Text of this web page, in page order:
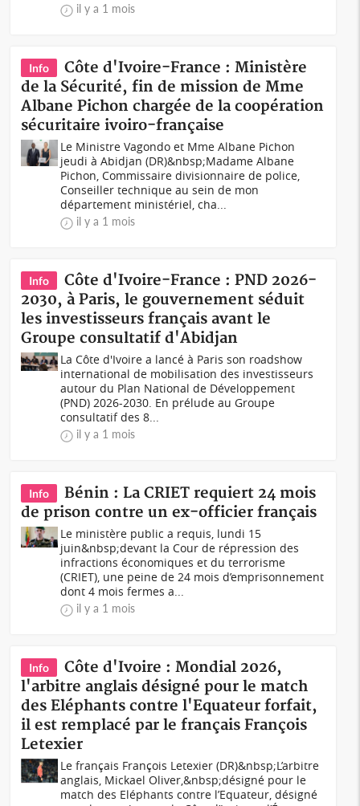
il y a 1 mois
Info
Côte d'Ivoire-France : Ministère
de la Sécurité, fin de mission de Mme
Albane Pichon chargée de la coopération
sécuritaire ivoiro-française
Le Ministre Vagondo et Mme Albane Pichon
jeudi à Abidjan (DR)&nbsp;Madame Albane
Pichon, Commissaire divisionnaire de police,
Conseiller technique au sein de mon
département ministériel, cha...
il y a 1 mois
Info
Côte d'Ivoire-France : PND 2026-
2030, à Paris, le gouvernement séduit
les investisseurs français avant le
Groupe consultatif d'Abidjan
La Côte d'Ivoire a lancé à Paris son roadshow
international de mobilisation des investisseurs
autour du Plan National de Développement
(PND) 2026-2030. En prélude au Groupe
consultatif des 8...
il y a 1 mois
Info
Bénin : La CRIET requiert 24 mois
de prison contre un ex-officier français
Le ministère public a requis, lundi 15
juin&nbsp;devant la Cour de répression des
infractions économiques et du terrorisme
(CRIET), une peine de 24 mois d’emprisonnement
dont 4 mois fermes a...
il y a 1 mois
Info
Côte d'Ivoire : Mondial 2026,
l'arbitre anglais désigné pour le match
des Eléphants contre l'Equateur forfait,
il est remplacé par le français François
Letexier
Le français François Letexier (DR)&nbsp;L’arbitre
anglais, Mickael Oliver,&nbsp;désigné pour le
match des Eléphants contre l’Equateur, désigné